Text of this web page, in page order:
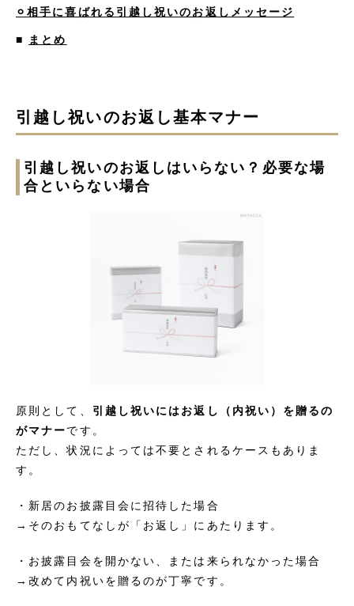
⚪︎相手に喜ばれる引越し祝いのお返しメッセージ
■ まとめ
引越し祝いのお返し基本マナー
引越し祝いのお返しはいらない？必要な場
合といらない場合
原則として、 引越し祝いにはお返し（内祝い）を贈るの
がマナーです。
ただし、状況によっては不要とされるケースもありま
す。
・新居のお披露目会に招待した場合
→そのおもてなしが「お返し」にあたります。
・お披露目会を開かない、または来られなかった場合
→改めて内祝いを贈るのが丁寧です。